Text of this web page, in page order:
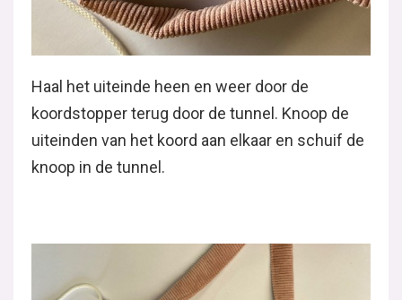
Haal het uiteinde heen en weer door de
koordstopper terug door de tunnel. Knoop de
uiteinden van het koord aan elkaar en schuif de
knoop in de tunnel.